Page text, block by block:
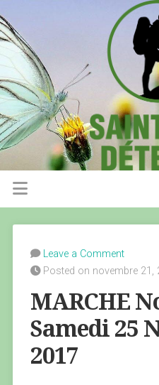
Leave a Comment
Posted on novembre 21,
MARCHE
Samedi 25
2017